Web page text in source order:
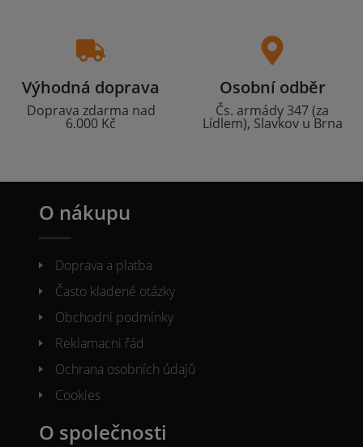
Výhodná doprava
Doprava zdarma nad
6.000 Kč
Osobní odběr
Čs. armády 347 (za
Lídlem), Slavkov u Brna
O nákupu
Doprava a platba
Často kladené otázky
Obchodní podmínky
Reklamacni řád
Ochrana osobních údajů
Cookies
O společnosti